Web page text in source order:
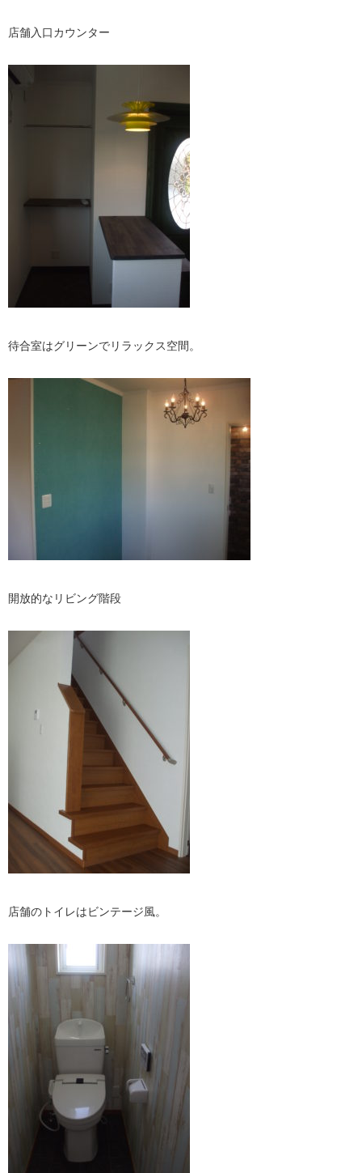
店舗入口カウンター
待合室はグリーンでリラックス空間。
開放的なリビング階段
店舗のトイレはビンテージ風。